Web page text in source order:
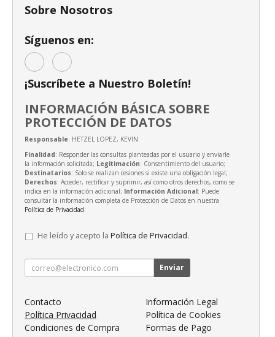
Sobre Nosotros
Síguenos en:
¡Suscríbete a Nuestro Boletín!
INFORMACIÓN BÁSICA SOBRE
PROTECCIÓN DE DATOS
Responsable: HETZEL LOPEZ, KEVIN
Finalidad: Responder las consultas planteadas por el usuario y enviarle
la información solicitada; Legitimación: Consentimiento del usuario;
Destinatarios: Solo se realizan cesiones si existe una obligación legal;
Derechos: Acceder, rectificar y suprimir, así como otros derechos, como se
indica en la información adicional; Información Adicional: Puede
consultar la información completa de Protección de Datos en nuestra
Política de Privacidad.
He leído y acepto la Política de Privacidad.
Enviar
Contacto
Información Legal
Política Privacidad
Política de Cookies
Condiciones de Compra
Formas de Pago